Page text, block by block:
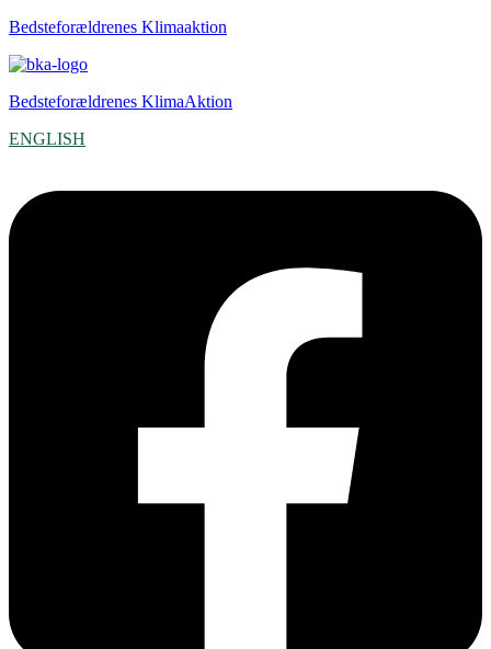
Bedsteforældrenes Klimaaktion
Bedsteforældrenes KlimaAktion
ENGLISH